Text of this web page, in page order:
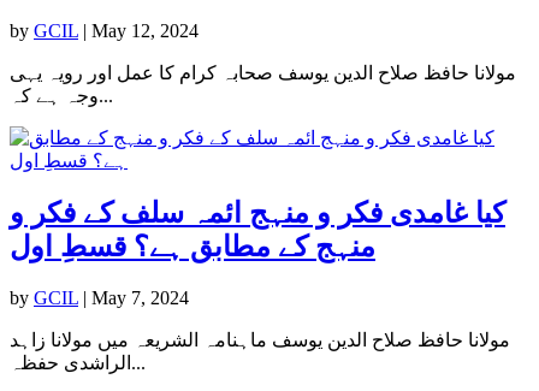
by GCIL | May 12, 2024
مولانا حافظ صلاح الدین یوسف صحابہ کرام کا عمل اور رویہ یہی
وجہ ہے کہ...
کیا غامدی فکر و منہج ائمہ سلف کے فکر و
منہج کے مطابق ہے؟ قسطِ اول
by GCIL | May 7, 2024
مولانا حافظ صلاح الدین یوسف ماہنامہ الشریعہ میں مولانا زاہد
الراشدی حفظہ...